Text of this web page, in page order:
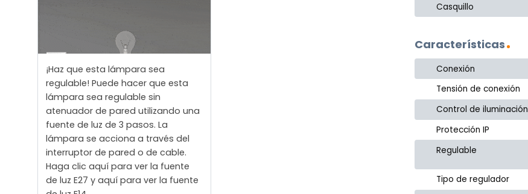
¡Haz que esta lámpara sea
regulable! Puede hacer que esta
lámpara sea regulable sin
atenuador de pared utilizando una
fuente de luz de 3 pasos. La
lámpara se acciona a través del
interruptor de pared o de cable.
Haga clic aquí para ver la fuente
de luz E27 y aquí para ver la fuente
Casquillo
Características
Conexión
Tensión de conexión
Control de iluminación
Protección IP
Regulable
Tipo de regulador